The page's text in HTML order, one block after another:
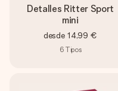
Detalles Ritter Sport
mini
desde 14,99 €
6 Tipos